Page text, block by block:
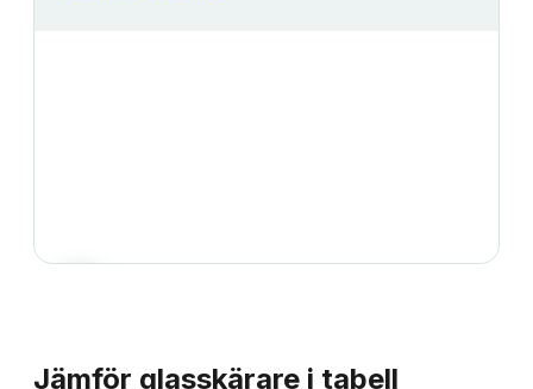
Jämför glasskärare i tabell